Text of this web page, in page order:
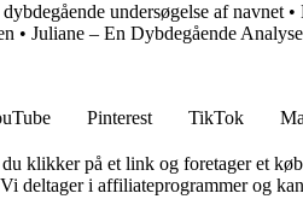
undersøgelse af navnet •
• Juliane – En Dybdegående
Pinterest TikTok
klikker på et link og foretager et
deltager i affiliateprogrammer og